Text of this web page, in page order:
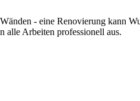
- eine Renovierung kann
alle Arbeiten professionell aus.